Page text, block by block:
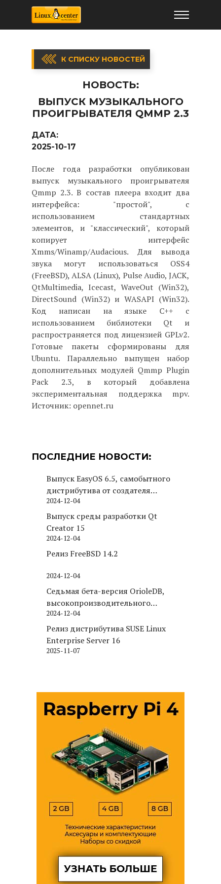
К СПИСКУ НОВОСТЕЙ
НОВОСТЬ:
ВЫПУСК МУЗЫКАЛЬНОГО
ПРОИГРЫВАТЕЛЯ QMMP 2.3
ДАТА:
2025-10-17
После года разработки опубликован
выпуск музыкального проигрывателя
Qmmp 2.3. В состав плеера входит два
интерфейса: "простой", с
использованием стандартных
элементов, и "классический", который
копирует интерфейс
Xmms/Winamp/Audacious. Для вывода
звука могут использоваться OSS4
(FreeBSD), ALSA (Linux), Pulse Audio, JACK,
QtMultimedia, Icecast, WaveOut (Win32),
DirectSound (Win32) и WASAPI (Win32).
Код написан на языке C++ с
использованием библиотеки Qt и
распространяется под лицензией GPLv2.
Готовые пакеты сформированы для
Ubuntu. Параллельно выпущен набор
дополнительных модулей Qmmp Plugin
Pack 2.3, в который добавлена
экспериментальная поддержка mpv.
Источник: opennet.ru
ПОСЛЕДНИЕ НОВОСТИ:
Выпуск EasyOS 6.5, самобытного
дистрибутива от создателя
Puppy Linux
2024-12-04
Выпуск среды разработки Qt
Creator 15
2024-12-04
Релиз FreeBSD 14.2
2024-12-04
Седьмая бета-версия OrioleDB,
высокопроизводительного
движка хранения для PostgreSQL
2024-12-04
Релиз дистрибутива SUSE Linux
Enterprise Server 16
2025-11-07